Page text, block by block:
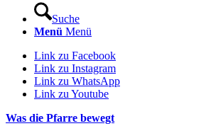
Suche
Menü Menü
Link zu Facebook
Link zu Instagram
Link zu WhatsApp
Link zu Youtube
Was die Pfarre bewegt